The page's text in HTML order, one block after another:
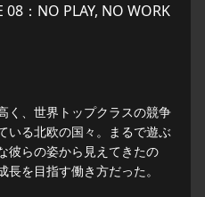
08：NO PLAY, NO WORK
く、世界トップクラスの競争
いる北欧の国々。まるで遊ぶ
彼らの姿から見えてきたの
を目指す働き方だった。